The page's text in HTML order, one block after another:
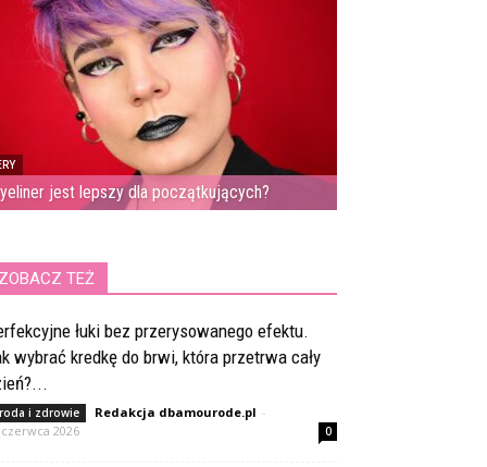
jest lepszy dla początkujących?
ZOBACZ TEŻ
łuki bez przerysowanego efektu.
wybrać kredkę do brwi, która przetrwa cały
i zdrowie Redakcja dbamourode.pl -
2026
0